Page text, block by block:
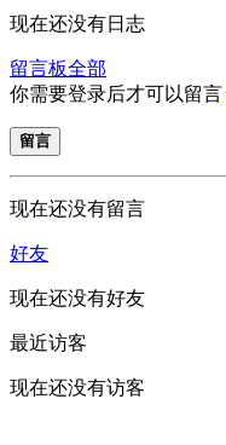
现在还没有日志
留言板全部
你需要登录后才可以留言
留言
现在还没有留言
好友
现在还没有好友
最近访客
现在还没有访客